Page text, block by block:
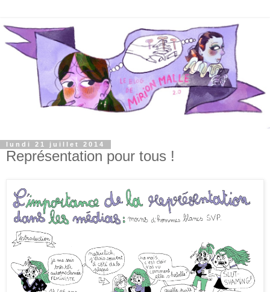
lundi 21 juillet 2014
Représentation pour tous !